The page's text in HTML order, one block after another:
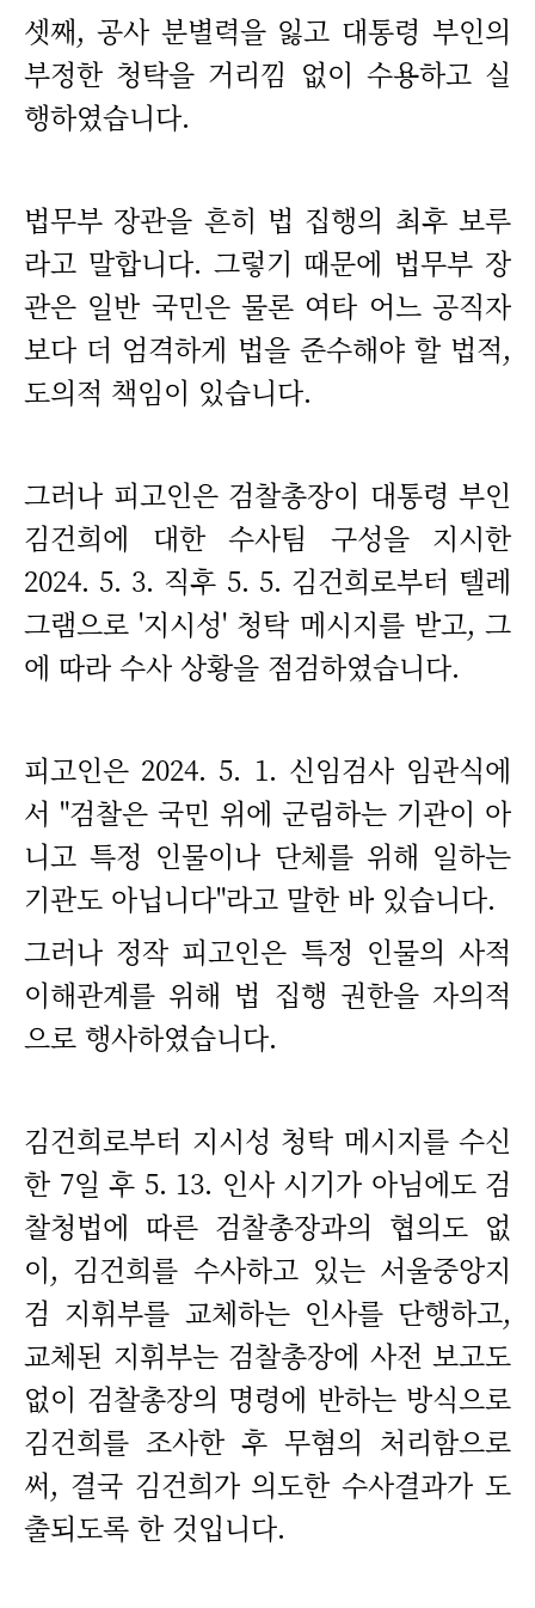
셋째, 공사 분별력을 잃고 대통령 부인의
부정한 청탁을 거리낌 없이 수용하고 실
행하였습니다.
법무부 장관을 흔히 법 집행의 최후 보루
라고 말합니다. 그렇기 때문에 법무부 장
관은 일반 국민은 물론 여타 어느 공직자
보다 더 엄격하게 법을 준수해야 할 법적,
도의적 책임이 있습니다.
그러나 피고인은 검찰총장이 대통령 부인
김건희에 대한 수사팀 구성을 지시한
2024. 5. 3. 직후 5. 5. 김건희로부터 텔레
그램으로 '지시성' 청탁 메시지를 받고, 그
에 따라 수사 상황을 점검하였습니다.
피고인은 2024. 5. 1. 신임검사 임관식에
서 "검찰은 국민 위에 군림하는 기관이 아
니고 특정 인물이나 단체를 위해 일하는
기관도 아닙니다"라고 말한 바 있습니다.
그러나 정작 피고인은 특정 인물의 사적
이해관계를 위해 법 집행 권한을 자의적
으로 행사하였습니다.
김건희로부터 지시성 청탁 메시지를 수신
한 7일 후 5. 13. 인사 시기가 아님에도 검
찰청법에 따른 검찰총장과의 협의도 없
이, 김건희를 수사하고 있는 서울중앙지
검 지휘부를 교체하는 인사를 단행하고,
교체된 지휘부는 검찰총장에 사전 보고도
없이 검찰총장의 명령에 반하는 방식으로
김건희를 조사한 후 무혐의 처리함으로
써, 결국 김건희가 의도한 수사결과가 도
출되도록 한 것입니다.